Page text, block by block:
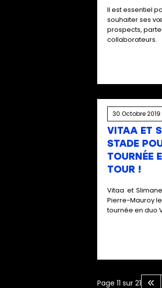
Il est essentiel
souhaiter ses
prospects,
collaborateurs.
30 Octobre 2019
VITAA ET
STADE
TOURNÉE
TOUR !
Vitaa et
Pierre-Mauroy
tournée en duo
Page 11 sur 21